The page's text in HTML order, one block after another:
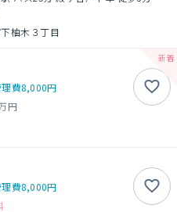
柚木３丁目
費8,000円
円
費8,000円